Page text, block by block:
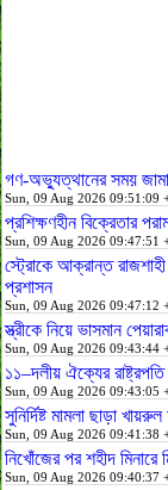
গণ-অভ্যুত্থানের সময়
Sun, 09 Aug 2026 09:51:09
প্রশিক্ষণহীন বিক্রেতার
Sun, 09 Aug 2026 09:47:51
স্ট্রোকে আক্রান্ত রাজশাহী
প্রশাসন
Sun, 09 Aug 2026 09:47:12
স্ত্রীকে নিয়ে ভাসমান
Sun, 09 Aug 2026 09:43:44
১১–দলীয় ঐক্যের
Sun, 09 Aug 2026 09:43:05
সুনির্দিষ্ট মামলা ছাড়া
Sun, 09 Aug 2026 09:41:38
নিখোঁজের পর শহীদ
Sun, 09 Aug 2026 09:40:37